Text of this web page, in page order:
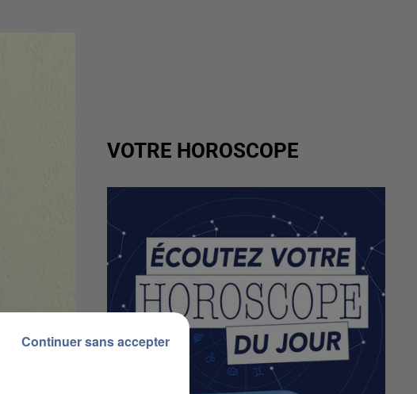
VOTRE HOROSCOPE
Continuer sans accepter